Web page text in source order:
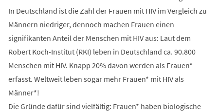
In Deutschland ist die Zahl der Frauen mit HIV im Vergleich zu
Männern niedriger, dennoch machen Frauen einen
signifikanten Anteil der Menschen mit HIV aus: Laut dem
Robert Koch-Institut (RKI) leben in Deutschland ca. 90.800
Menschen mit HIV. Knapp 20% davon werden als Frauen*
erfasst. Weltweit leben sogar mehr Frauen* mit HIV als
Männer*!
Die Gründe dafür sind vielfältig: Frauen* haben biologische